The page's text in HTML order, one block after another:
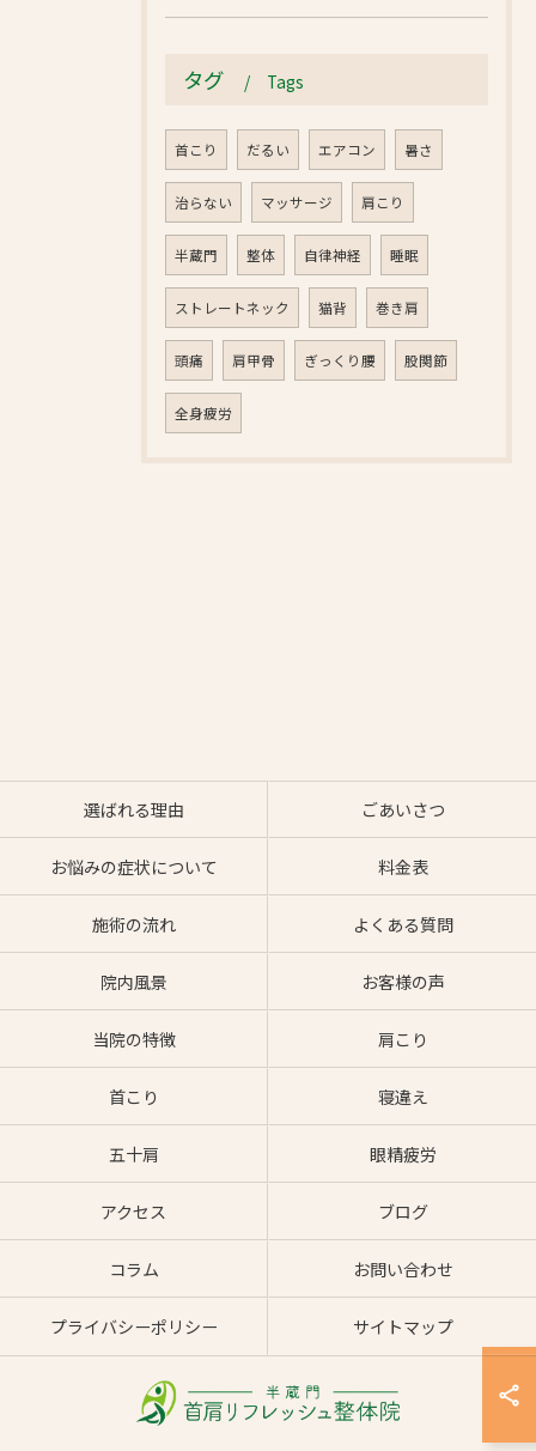
タグ Tags
首こり だるい エアコン 暑さ
治らない マッサージ 肩こり
半蔵門 整体 自律神経 睡眠
ストレートネック 猫背 巻き肩
頭痛 肩甲骨 ぎっくり腰 股関節
全身疲労
選ばれる理由 ごあいさつ
お悩みの症状について 料金表
施術の流れ よくある質問
院内風景 お客様の声
当院の特徴 肩こり
首こり 寝違え
五十肩 眼精疲労
アクセス ブログ
コラム お問い合わせ
プライバシーポリシー サイトマップ